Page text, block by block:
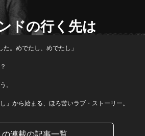
ドの行く先は
た。めでたし、めでたし」
。
」から始まる、ほろ苦いラブ・ストーリー。